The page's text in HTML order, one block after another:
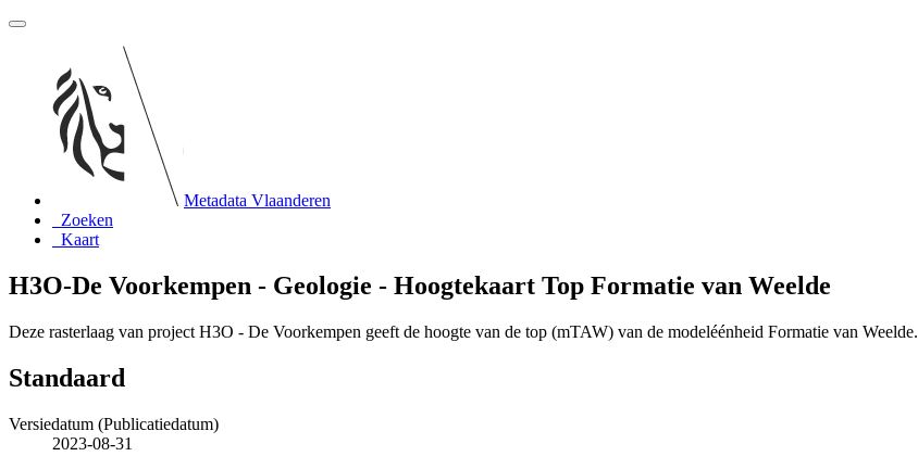
Metadata Vlaanderen
Zoeken
Kaart
H3O-De Voorkempen - Geologie - Hoogtekaart Top Formatie van Weelde
Deze rasterlaag van project H3O - De Voorkempen geeft de hoogte van de top (mTAW) van de modeléénheid Formatie van Weelde.
Standaard
Versiedatum (Publicatiedatum)
2023-08-31